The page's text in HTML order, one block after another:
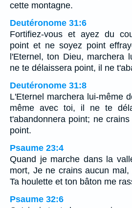
cette montagne.
Deutéronome 31:6
Fortifiez-vous et ayez du
point et ne soyez point
l'Eternel, ton Dieu, marchera
ne te délaissera point, il ne
Deutéronome 31:8
L'Eternel marchera lui-même
même avec toi, il ne te
t'abandonnera point; ne
point.
Psaume 23:4
Quand je marche dans la
mort, Je ne crains aucun
Ta houlette et ton bâton me
Psaume 32:6